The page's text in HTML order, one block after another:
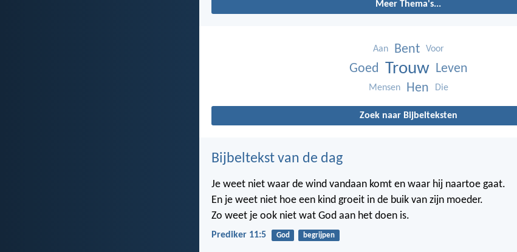
Meer Thema's...
Aan Bent Voor
Goed Trouw Leven
Mensen Hen Die
Zoek naar Bijbelteksten
Bijbeltekst van de dag
Je weet niet waar de wind vandaan komt en waar hij naartoe gaat.
En je weet niet hoe een kind groeit in de buik van zijn moeder.
Zo weet je ook niet wat God aan het doen is.
Prediker 11:5 God begrijpen